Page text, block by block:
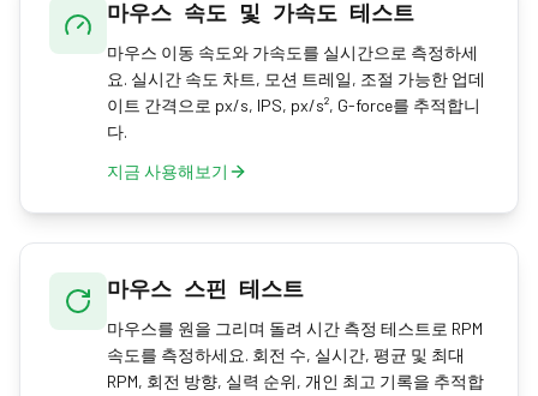
마우스 속도 및 가속도 테스트
마우스 이동 속도와 가속도를 실시간으로 측정하세
요. 실시간 속도 차트, 모션 트레일, 조절 가능한 업데
이트 간격으로 px/s, IPS, px/s², G-force를 추적합니
다.
지금 사용해보기
마우스 스핀 테스트
마우스를 원을 그리며 돌려 시간 측정 테스트로 RPM
속도를 측정하세요. 회전 수, 실시간, 평균 및 최대
RPM, 회전 방향, 실력 순위, 개인 최고 기록을 추적합